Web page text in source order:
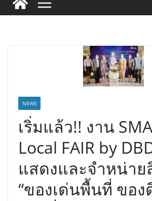
NEWS
เริ่มแล้ว!! งาน
Local FAIR by
แสดงและจำหน่าย
“ของเด่นพื้นที่ ขอ